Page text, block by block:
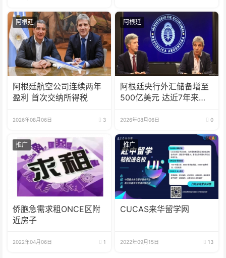
阿根廷
阿根廷航空公司连续两年
盈利 首次交纳所得税
2026年08月06日 3
阿根廷
阿根廷央行外汇储备增至
500亿美元 达近7年来最
2026年08月06日 0
推广
侨胞急需求租ONCE区附
近房子
2022年04月06日 1
推广
CUCAS来华留学网
2022年09月15日 13